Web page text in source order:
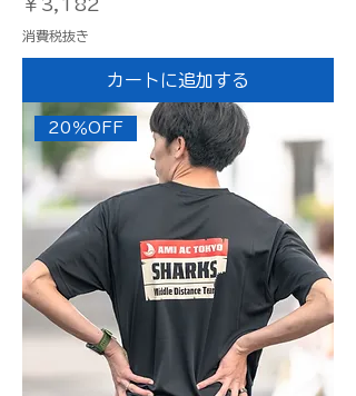
価格
￥3,182
消費税抜き
カートに追加する
20％OFF